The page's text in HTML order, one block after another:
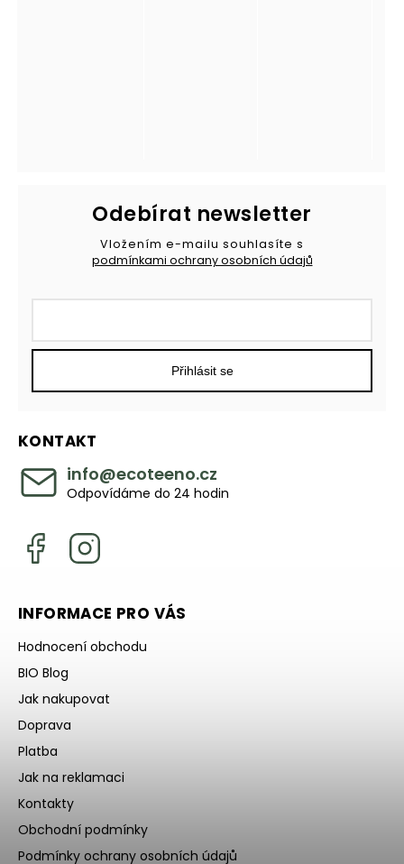
KONTAKT
info@ecoteeno.cz
Odpovídáme do 24 hodin
Odebírat newsletter
Vložením e-mailu souhlasíte s
podmínkami ochrany osobních údajů
Přihlásit se
INFORMACE PRO VÁS
Hodnocení obchodu
BIO Blog
Jak nakupovat
Doprava
Platba
Jak na reklamaci
Kontakty
Obchodní podmínky
Podmínky ochrany osobních údajů